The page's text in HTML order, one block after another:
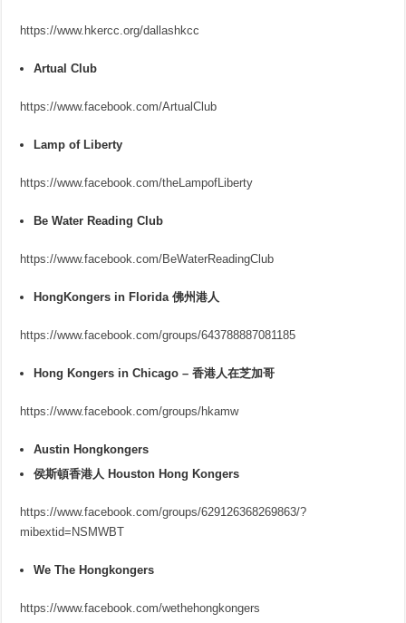
https://www.hkercc.org/dallashkcc
Artual Club
https://www.facebook.com/ArtualClub
Lamp of Liberty
https://www.facebook.com/theLampofLiberty
Be Water Reading Club
https://www.facebook.com/BeWaterReadingClub
HongKongers in Florida 佛州港人
https://www.facebook.com/groups/643788887081185
Hong Kongers in Chicago – 香港人在芝加哥
https://www.facebook.com/groups/hkamw
Austin Hongkongers
侯斯頓香港人 Houston Hong Kongers
https://www.facebook.com/groups/629126368269863/?
mibextid=NSMWBT
We The Hongkongers
https://www.facebook.com/wethehongkongers